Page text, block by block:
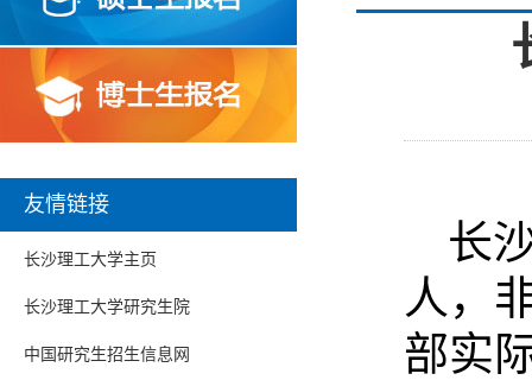
友情链接
长沙理工大学主页
长沙理工大学研究生院
中国研究生招生信息网
长
人，
部实